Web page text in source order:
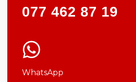
077 462 87 19
WhatsApp